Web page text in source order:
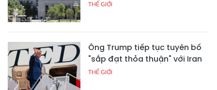
THẾ GIỚI
Ông Trump tiếp tục tuyên bố
"sắp đạt thỏa thuận" với Iran
THẾ GIỚI